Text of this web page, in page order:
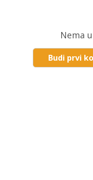
Nema
Budi prvi